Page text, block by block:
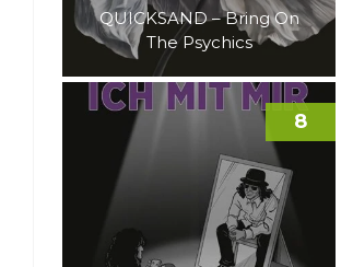
QUICKSAND – Bring On
The Psychics
8